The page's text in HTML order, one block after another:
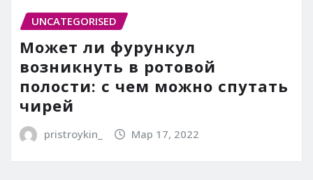
UNCATEGORISED
Может ли фурункул
возникнуть в ротовой
полости: с чем можно спутать
чирей
pristroykin_ Мар 17, 2022